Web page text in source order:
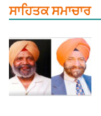
ਸਾਹਿਤਕ ਸਮਾਚਾਰ